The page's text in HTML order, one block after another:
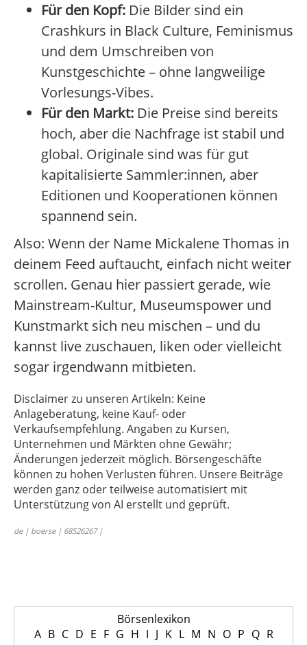
Für den Kopf: Die Bilder sind ein
Crashkurs in Black Culture, Feminismus
und dem Umschreiben von
Kunstgeschichte – ohne langweilige
Vorlesungs-Vibes.
Für den Markt: Die Preise sind bereits
hoch, aber die Nachfrage ist stabil und
global. Originale sind was für gut
kapitalisierte Sammler:innen, aber
Editionen und Kooperationen können
spannend sein.
Also: Wenn der Name Mickalene Thomas in
deinem Feed auftaucht, einfach nicht weiter
scrollen. Genau hier passiert gerade, wie
Mainstream-Kultur, Museumspower und
Kunstmarkt sich neu mischen – und du
kannst live zuschauen, liken oder vielleicht
sogar irgendwann mitbieten.
Disclaimer zu unseren Artikeln: Keine
Anlageberatung, keine Kauf- oder
Verkaufsempfehlung. Angaben zu Kursen,
Unternehmen und Märkten ohne Gewähr;
Änderungen jederzeit möglich. Börsengeschäfte
können zu hohen Verlusten führen. Unsere Beiträge
werden ganz oder teilweise automatisiert mit
Unterstützung von AI erstellt und geprüft.
de | boerse | 68526267 |
Börsenlexikon
A B C D E F G H I J K L M N O P Q R